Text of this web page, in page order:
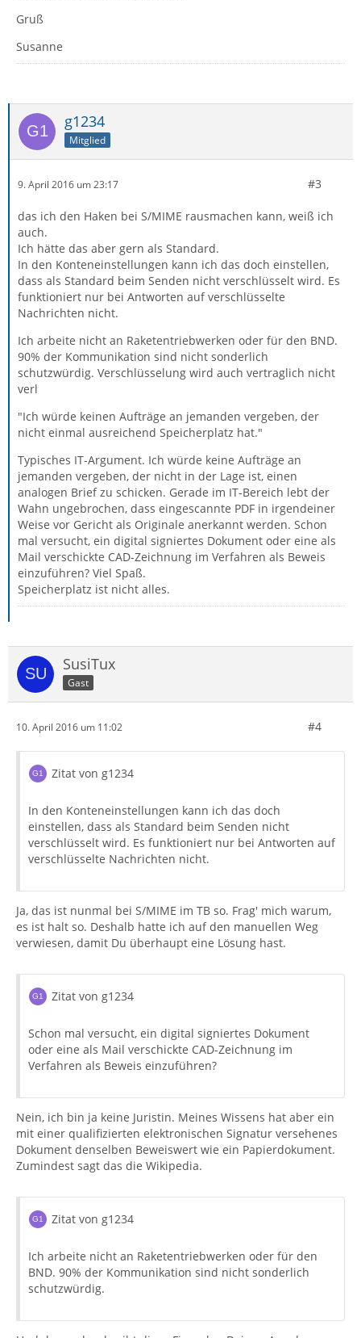
Gruß
Susanne
g1234
Mitglied
9. April 2016 um 23:17 #3
das ich den Haken bei S/MIME rausmachen kann, weiß ich
auch.
Ich hätte das aber gern als Standard.
In den Konteneinstellungen kann ich das doch einstellen,
dass als Standard beim Senden nicht verschlüsselt wird. Es
funktioniert nur bei Antworten auf verschlüsselte
Nachrichten nicht.
Ich arbeite nicht an Raketentriebwerken oder für den BND.
90% der Kommunikation sind nicht sonderlich
schutzwürdig. Verschlüsselung wird auch vertraglich nicht
verl
"Ich würde keinen Aufträge an jemanden vergeben, der
nicht einmal ausreichend Speicherplatz hat."
Typisches IT-Argument. Ich würde keine Aufträge an
jemanden vergeben, der nicht in der Lage ist, einen
analogen Brief zu schicken. Gerade im IT-Bereich lebt der
Wahn ungebrochen, dass eingescannte PDF in irgendeiner
Weise vor Gericht als Originale anerkannt werden. Schon
mal versucht, ein digital signiertes Dokument oder eine als
Mail verschickte CAD-Zeichnung im Verfahren als Beweis
einzuführen? Viel Spaß.
Speicherplatz ist nicht alles.
SusiTux
Gast
10. April 2016 um 11:02 #4
Zitat von g1234
In den Konteneinstellungen kann ich das doch
einstellen, dass als Standard beim Senden nicht
verschlüsselt wird. Es funktioniert nur bei Antworten auf
verschlüsselte Nachrichten nicht.
Ja, das ist nunmal bei S/MIME im TB so. Frag' mich warum,
es ist halt so. Deshalb hatte ich auf den manuellen Weg
verwiesen, damit Du überhaupt eine Lösung hast.
Zitat von g1234
Schon mal versucht, ein digital signiertes Dokument
oder eine als Mail verschickte CAD-Zeichnung im
Verfahren als Beweis einzuführen?
Nein, ich bin ja keine Juristin. Meines Wissens hat aber ein
mit einer qualifizierten elektronischen Signatur versehenes
Dokument denselben Beweiswert wie ein Papierdokument.
Zumindest sagt das die Wikipedia.
Zitat von g1234
Ich arbeite nicht an Raketentriebwerken oder für den
BND. 90% der Kommunikation sind nicht sonderlich
schutzwürdig.